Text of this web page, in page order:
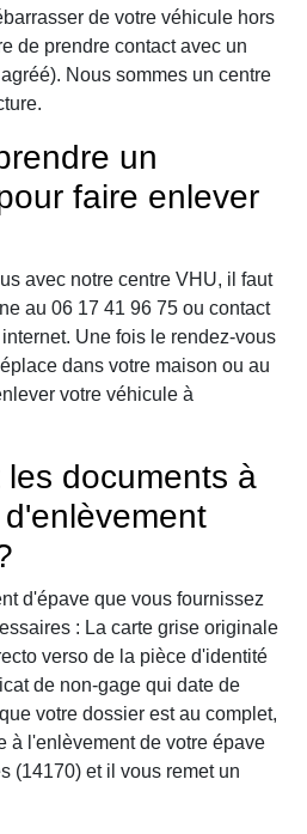
de votre véhicule hors
de prendre contact avec un
Nous sommes un centre
un
faire enlever
avec notre centre VHU, il faut
au 06 17 41 96 75 ou contact
Une fois le rendez-vous
dans votre maison ou au
votre véhicule à
documents à
d'épave que vous fournissez
: La carte grise originale
verso de la pièce d'identité
de non-gage qui date de
votre dossier est au complet,
à l'enlèvement de votre épave
(14170) et il vous remet un